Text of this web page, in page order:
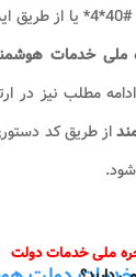
را
ملی خدمات
مطلب نیز در
از طریق کد
ملی خدمات دولت